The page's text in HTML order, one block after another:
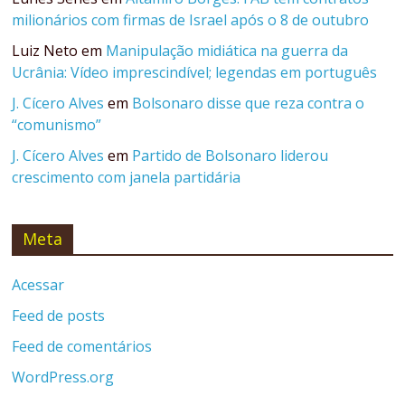
milionários com firmas de Israel após o 8 de outubro
Luiz Neto em Manipulação midiática na guerra da
Ucrânia: Vídeo imprescindível; legendas em português
J. Cícero Alves em Bolsonaro disse que reza contra o
“comunismo”
J. Cícero Alves em Partido de Bolsonaro liderou
crescimento com janela partidária
Meta
Acessar
Feed de posts
Feed de comentários
WordPress.org